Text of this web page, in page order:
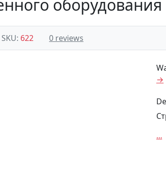
SKU: 622 0 reviews
→
...